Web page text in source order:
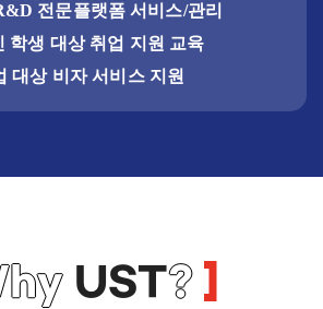
전문플랫폼 서비스/관리
학생 대상 취업 지원 교육
대상 비자 서비스 지원
UST?